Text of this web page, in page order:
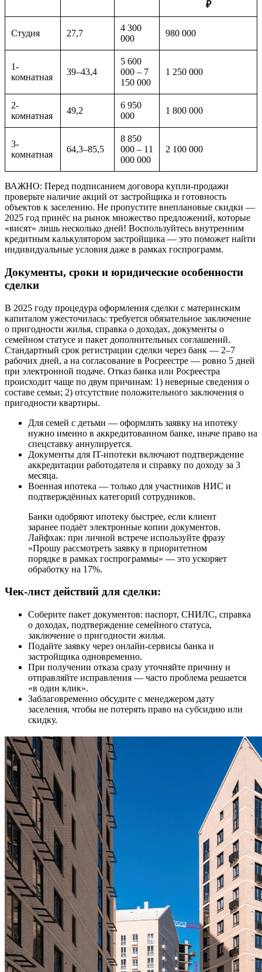
₽
Студия 27,7
4 300
000
980 000
1-
комнатная
39–43,4
5 600
000 – 7
150 000
1 250 000
2-
комнатная
49,2
6 950
000
1 800 000
3-
комнатная
64,3–85,5
8 850
000 – 11
000 000
2 100 000
ВАЖНО: Перед подписанием договора купли-продажи
проверьте наличие акций от застройщика и готовность
объектов к заселению. Не пропустите внеплановые скидки —
2025 год принёс на рынок множество предложений, которые
«висят» лишь несколько дней! Воспользуйтесь внутренним
кредитным калькулятором застройщика — это поможет найти
индивидуальные условия даже в рамках госпрограмм.
Документы, сроки и юридические особенности
сделки
В 2025 году процедура оформления сделки с материнским
капиталом ужесточилась: требуется обязательное заключение
о пригодности жилья, справка о доходах, документы о
семейном статусе и пакет дополнительных соглашений.
Стандартный срок регистрации сделки через банк — 2–7
рабочих дней, а на согласование в Росреестре — ровно 5 дней
при электронной подаче. Отказ банка или Росреестра
происходит чаще по двум причинам: 1) неверные сведения о
составе семьи; 2) отсутствие положительного заключения о
пригодности квартиры.
Для семей с детьми — оформлять заявку на ипотеку
нужно именно в аккредитованном банке, иначе право на
спецставку аннулируется.
Документы для IT-ипотеки включают подтверждение
аккредитации работодателя и справку по доходу за 3
месяца.
Военная ипотека — только для участников НИС и
подтверждённых категорий сотрудников.
Банки одобряют ипотеку быстрее, если клиент
заранее подаёт электронные копии документов.
Лайфхак: при личной встрече используйте фразу
«Прошу рассмотреть заявку в приоритетном
порядке в рамках госпрограммы» — это ускоряет
обработку на 17%.
Чек-лист действий для сделки:
Соберите пакет документов: паспорт, СНИЛС, справка
о доходах, подтверждение семейного статуса,
заключение о пригодности жилья.
Подайте заявку через онлайн-сервисы банка и
застройщика одновременно.
При получении отказа сразу уточняйте причину и
отправляйте исправления — часто проблема решается
«в один клик».
Заблаговременно обсудите с менеджером дату
заселения, чтобы не потерять право на субсидию или
скидку.